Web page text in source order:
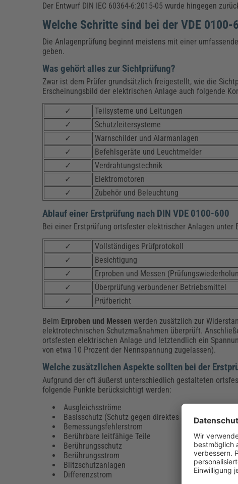
Der Entwurf DIN IEC 60364-6:2015-05 wurde hingegen
Welche Schritte sind bei der VDE
Die Anlagenprüfung beginnt meistens mit einer
geben.
Was gehört alles zur Sichtprüfung?
Zwar ist dem Prüfer grundsätzlich freigestellt, wie die
Erscheinungsbild der elektrischen Anlage auch folgende
✓
Teilsysteme und Leitungen
✓
Schutzleitersysteme
✓
Warnschilder und Alarmanlagen
✓
Befehlsgeräte und Leuchtmelder
✓
Verdrahtungstechnik
✓
Elektromotoren
✓
Zubehör und Beleuchtung
Ablauf einer Erstprüfung nach DIN VDE 0100-600
Bei einer Erstprüfung ortsfester elektrischer Anlagen unter
✓
Vollständiges Prüfprotokoll
✓
Besichtigung
✓
Erproben und Messen
✓
Überprüfung verbundener Betriebsmittel
✓
Prüfbericht
Beim Erproben und Messen werden zusätzlich zur
elektrotechnischen Schutzmaßnahmen überprüft.
ortsfesten elektrischen Anlage und letztendlich ein
von etwa 10 Prozent der Nennspannung zugelassen).
Welche zusätzlichen Aspekte sollten bei der
Aufgrund der oft äußerst unterschiedlich gestalteten
folgende Punkte berücksichtigt werden:
Ausgleichsströme
Basisschutz (Schutz gegen direktes Berühren)
Bemessungsfehlerstrom
Berührbare leitfähige Teile
Berührungsschutz
Berührungsstrom
Blitzschutzanlagen
Differenzstrom